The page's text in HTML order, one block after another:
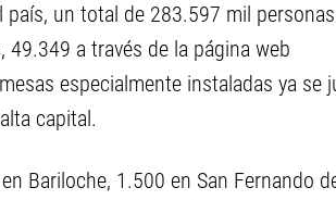
país, un total de 283.597 mil
49.349 a través de la página web
especialmente instaladas ya se
capital.
Bariloche, 1.500 en San Fernando